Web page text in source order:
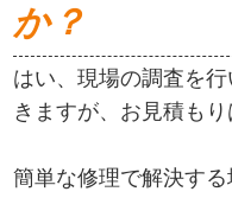
か？
はい、現場の調査を
きますが、お見積もり
簡単な修理で解決す